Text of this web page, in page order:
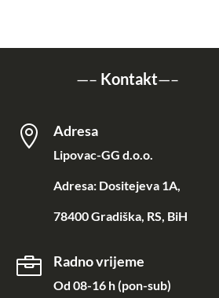
—– Kontakt—–
 Adresa
Lipovac-GG d.o.o.
Adresa: Dositejeva 1A,
78400 Gradiška, RS, BiH
 Radno vrijeme
Od 08-16 h (pon-sub)